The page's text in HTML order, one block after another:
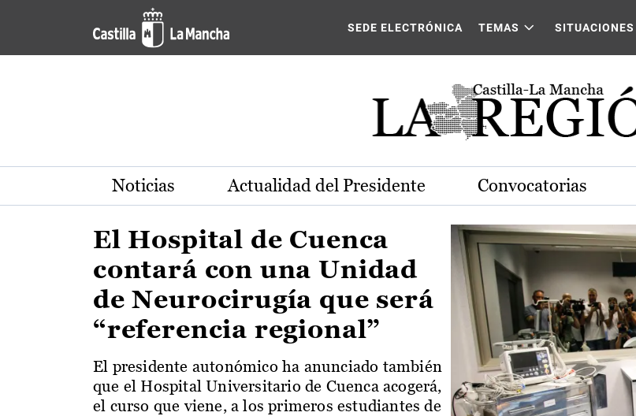
Pasar al contenido principal
Actualidad de la región de Castilla-La Mancha
SEDE ELECTRÓNICA TEMAS
Noticias Actualidad del Presidente Convocatorias
El Hospital de Cuenca
contará con una Unidad
de Neurocirugía que será
“referencia regional”
El presidente autonómico ha anunciado también
que el Hospital Universitario de Cuenca acogerá,
el curso que viene, a los primeros estudiantes de